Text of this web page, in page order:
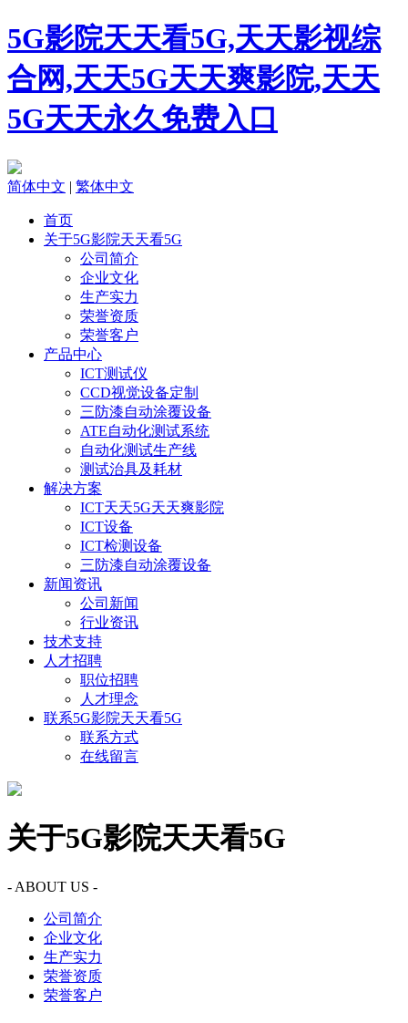
5G影院天天看5G,天天影视综
合网,天天5G天天爽影院,天天
5G天天永久免费入口
简体中文 | 繁体中文
首页
关于5G影院天天看5G
公司简介
企业文化
生产实力
荣誉资质
荣誉客户
产品中心
ICT测试仪
CCD视觉设备定制
三防漆自动涂覆设备
ATE自动化测试系统
自动化测试生产线
测试治具及耗材
解决方案
ICT天天5G天天爽影院
ICT设备
ICT检测设备
三防漆自动涂覆设备
新闻资讯
公司新闻
行业资讯
技术支持
人才招聘
职位招聘
人才理念
联系5G影院天天看5G
联系方式
在线留言
关于5G影院天天看5G
- ABOUT US -
公司简介
企业文化
生产实力
荣誉资质
荣誉客户